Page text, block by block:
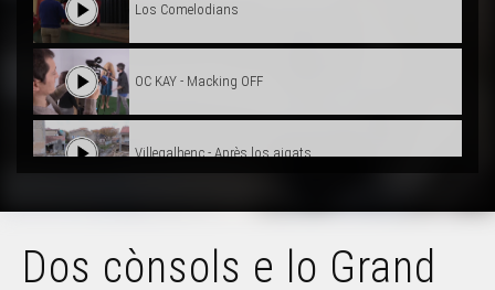
Los Comelodians
OC KAY - Macking OFF
Villegalhenc - Après los aigats
Dos cònsols e lo Grand